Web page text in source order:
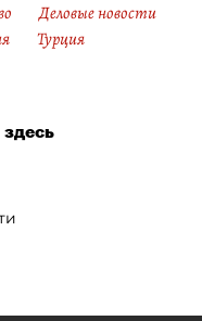
Деловые новости
Турция